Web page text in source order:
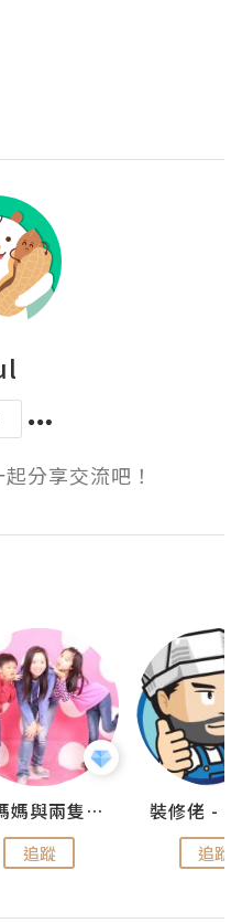
分享交流吧！
儍媽媽與兩隻小魔怪之家
追蹤 追蹤